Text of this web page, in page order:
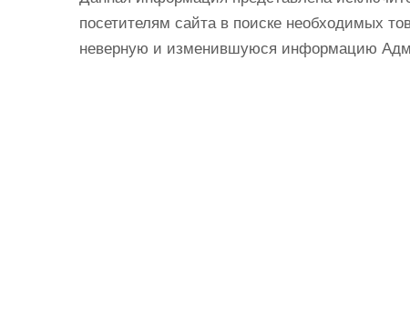
посетителям сайта в поиске необходимых
неверную и изменившуюся информацию